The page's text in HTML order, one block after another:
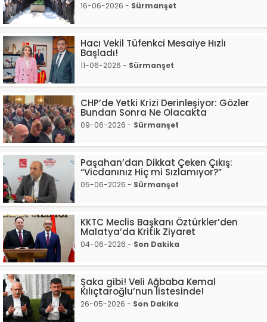
16-06-2026 - Sürmanşet
Hacı Vekil Tüfenkci Mesaiye Hızlı
Başladı!
11-06-2026 - Sürmanşet
CHP’de Yetki Krizi Derinleşiyor: Gözler
Bundan Sonra Ne Olacakta
09-06-2026 - Sürmanşet
Paşahan’dan Dikkat Çeken Çıkış:
“Vicdanınız Hiç mi Sızlamıyor?”
05-06-2026 - Sürmanşet
KKTC Meclis Başkanı Öztürkler’den
Malatya’da Kritik Ziyaret
04-06-2026 - Son Dakika
Şaka gibi! Veli Ağbaba Kemal
Kılıçtaroğlu’nun listesinde!
26-05-2026 - Son Dakika